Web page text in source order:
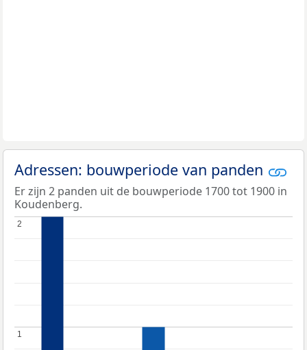
Adressen: bouwperiode van panden
Er zijn 2 panden uit de bouwperiode 1700 tot 1900 in
Koudenberg.
11
2
2